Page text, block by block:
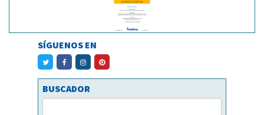
SÍGUENOS EN
BUSCADOR